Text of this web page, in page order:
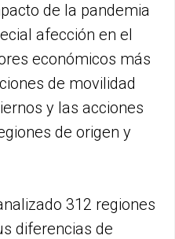
de la pandemia
afección en el
económicos más
de movilidad
y las acciones
de origen y
312 regiones
diferencias de